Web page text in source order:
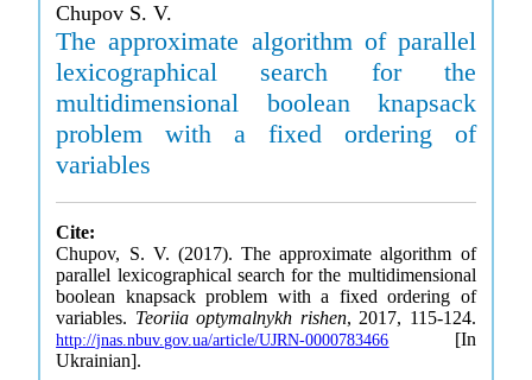
Chupov S. V.
The approximate algorithm of parallel
lexicographical search for the
multidimensional boolean knapsack
problem with a fixed ordering of
variables
Cite:
Chupov, S. V. (2017). The approximate algorithm of
parallel lexicographical search for the multidimensional
boolean knapsack problem with a fixed ordering of
variables. Teoriia optymalnykh rishen, 2017, 115-124.
http://jnas.nbuv.gov.ua/article/UJRN-0000783466 [In
Ukrainian].